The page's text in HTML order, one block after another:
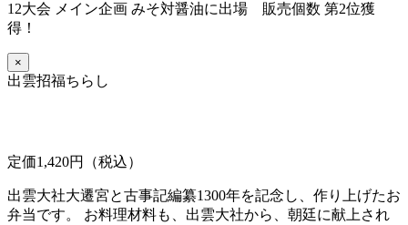
12大会 メイン企画 みそ対醤油に出場 販売個数 第2位獲
得！
×
出雲招福ちらし
定価1,420円（税込）
出雲大社大遷宮と古事記編纂1300年を記念し、作り上げたお
弁当です。 お料理材料も、出雲大社から、朝廷に献上され